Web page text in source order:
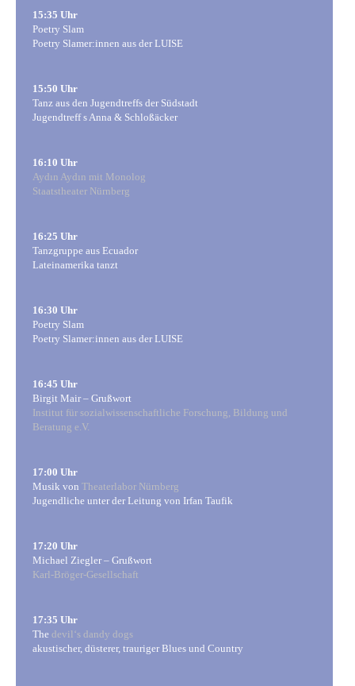
15:35 Uhr
Poetry Slam
Poetry Slamer:innen aus der LUISE
15:50 Uhr
Tanz aus den Jugendtreffs der Südstadt
Jugendtreff s Anna & Schloßäcker
16:10 Uhr
Aydın Aydın mit Monolog
Staatstheater Nürnberg
16:25 Uhr
Tanzgruppe aus Ecuador
Lateinamerika tanzt
16:30 Uhr
Poetry Slam
Poetry Slamer:innen aus der LUISE
16:45 Uhr
Birgit Mair – Grußwort
Institut für sozialwissenschaftliche Forschung, Bildung und
Beratung e.V.
17:00 Uhr
Musik von Theaterlabor Nürnberg
Jugendliche unter der Leitung von Irfan Taufik
17:20 Uhr
Michael Ziegler – Grußwort
Karl-Bröger-Gesellschaft
17:35 Uhr
The devil‘s dandy dogs
akustischer, düsterer, trauriger Blues und Country